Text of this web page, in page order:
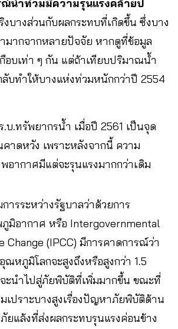
น้ำท่วมมีความรุนแรงคล้ายปี
งบางส่วนกับผลกระทบที่เกิดขึ้น ซึ่งบาง
มากจากหลายปัจจัย หากดูที่ข้อมูล
บเท่า ๆ กัน แต่ถ้าเทียบปริมาณน้ำ
บทำให้บางแห่งท่วมหนักกว่าปี 2554
.บ.ทรัพยากรน้ำ เมื่อปี 2561 เป็นจุด
าดหวัง เพราะหลังจากนี้ ความ
อากาศมีแต่จะรุนแรงมากกว่าเดิม
ารระหว่างรัฐบาลว่าด้วยการ
มิอากาศ หรือ Intergovernmental
Change (IPCC) มีการคาดการณ์ว่า
หภูมิโลกจะสูงถึงหรือสูงกว่า 1.5
จะนำไปสู่ภัยพิบัติที่เพิ่มมากขึ้น ขณะที่
เปราะบางสูงเรื่องปัญหาภัยพิบัติด้าน
ยแล้งที่ส่งผลกระทบรุนแรงค่อนข้าง